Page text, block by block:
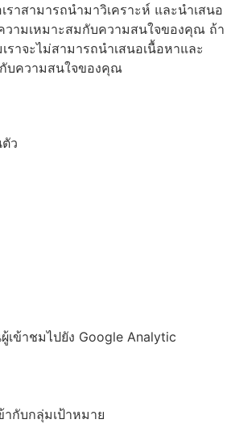
ราสามารถนำมาวิเคราะห์ และนำเสนอ
วามเหมาะสมกับความสนใจของคุณ ถ้า
าจะไม่สามารถนำเสนอเนื้อหาและ
บความสนใจของคุณ
ว
เข้าชมไปยัง Google Analytic
ากับกลุ่มเป้าหมาย